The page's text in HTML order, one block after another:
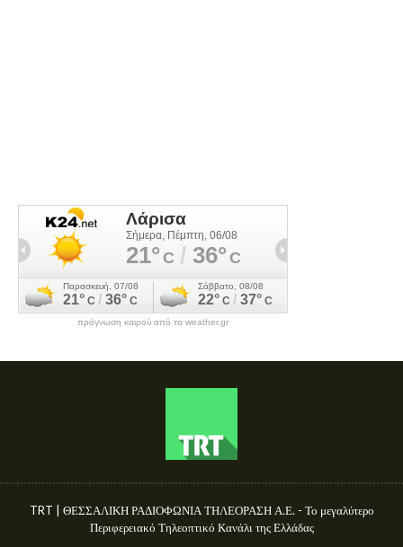
πρόγνωση καιρού από το weather.gr
TRT | ΘΕΣΣΑΛΙΚΗ ΡΑΔΙΟΦΩΝΙΑ ΤΗΛΕΟΡΑΣΗ Α.Ε. - Το μεγαλύτερο
Περιφερειακό Τηλεοπτικό Κανάλι της Ελλάδας